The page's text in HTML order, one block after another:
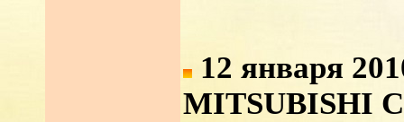
12 января
MITSUBISHI